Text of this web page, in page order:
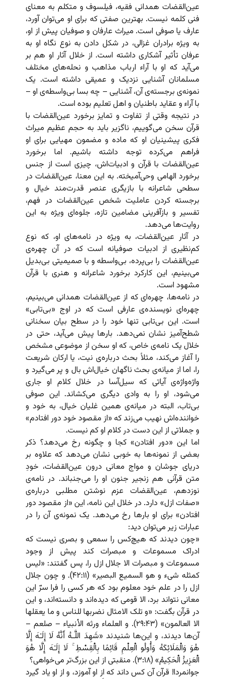
عین‌القضات همدانی فقیه، فیلسوف و متکلم به معنای
فنی کلمه نیست. بهترین صفتی که برای او می‌توان آورد،
عارف یا صوفی است. میراث عارفان و صوفیان پیش از او،
به ویژه برادران غزالی، در شکل دادن به نوع نگاه او به
عرفان تأثیر آشکاری داشته است. از خلال آثار او هم بر
می‌آید که او با آراء ارباب مذاهب و نحله‌های مختلف
مسلمانان آشنایی نزدیک و عمیقی داشته است. یک
نمونه‌ی برجسته‌ی آن، آشنایی – چه بسا بی‌واسطه‌ی او –
با آراء و عقاید باطنیان و اهل تعلیم بوده است.
در نتیجه وقتی از تفاوت و تمایز برخورد عین‌القضات با
قرآن سخن می‌گوییم، ناگزیر باید به حجم عظیم میراث
فکری پیشینیان او که ماده و مضمون مهیایی برای او
فراهم می‌کرده توجه داشته باشیم. اما برخورد
عین‌القضات با قرآن و ادبیات‌اش، چیزی است از جنس
برخورد الهامی وحی‌آمیخته. به این معنا، عین‌القضات در
سطحی شاعرانه با بازیگری عنصر قدرت‌مند خیال و
برجسته کردن عاملیت شخص عین‌القضات در فهم،
تفسیر و بازآفرینی مضامین تازه، جلوه‌ای ویژه به این
روایت‌ها می‌دهد.
در آثار عین‌القضات، به ویژه در نامه‌های او، که نوع
کم‌نظیری از ادبیات صوفیانه است که در آن چهره‌ی
عین‌القضات را بی‌پرده، بی‌واسطه و با صمیمیتی بی‌بدیل
می‌بینیم، این کارکرد برخورد شاعرانه و هنری با قرآن
مشهود است.
در نامه‌ها، چهره‌ای که از عین‌القضات همدانی می‌بینیم،
چهره‌ای نویسنده‌ی عارفی است که در اوج «بی‌تابی»
است. این بی‌تابی تنها خود را در سطح بیان سخنانی
شطح‌آمیز نشان نمی‌دهد. بارها پیش می‌آید، حتی در
خلال یک نامه‌ی خاص، که او سخن از موضوعی مشخص
را آغاز می‌کند، مثلاً بحث درباره‌ی نیت، یا ارکان شریعت
را، اما از میانه‌ی بحث ناگهان خیال‌اش بال و پر می‌گیرد و
واژه‌واژه‌ی آیاتی که سیل‌آسا در خلال کلام او جاری
می‌شود، او را به وادی دیگری می‌کشاند. این صوفی
بی‌تاب، البته در میانه‌ی همین غلیان خیال، به خود و
خواننده‌اش نهیب می‌زند که «از مقصود خود دور افتادم»
و جملاتی از این دست در کلام او کم نیست.
اما این «دور افتادن» کجا و چگونه رخ می‌دهد؟ ذکر
بعضی از نمونه‌ها به خوبی نشان می‌دهد که علاوه بر
دریای جوشان و مواج معانی درون عین‌القضات، خودِ
متن قرآنی هم زنجیر جنون او را می‌جنباند. در نامه‌ی
نوزدهم، عین‌القضات عزم نوشتن مطلبی درباره‌ی
«صفات ازل» دارد. در خلال این نامه، این «از مقصود دور
افتادن» برای او بارها رخ می‌دهد. یک نمونه‌ی آن را در
عبارات زیر می‌توان دید:
«چون دیدند که هیچ‌کس را سمعی و بصری نیست که
ادراک مسموعات و مبصرات کند پیش از وجود
مسموعات و مبصرات الا جلال ازل را، پس گفتند: «لیس
کمثله شیء و هو السمیع البصیر» (۴۲:۱۱). و چون جلال
ازل را در علم خود معلوم بود که هر کسی را فرا سرّ این
معانی نتواند برد، الا قومی که دیده‌اند و دانسته‌اند، و این
در قرآن بگفت: «و تلک الامثال نضربها للناس و ما یعقلها
الا العالمون» (۲۹:۴۳). و العلماء ورثه الأنبیاء – صلعم –
آن‌ها دیدند، و این‌ها شنیدند «شَهِدَ اللَّـهُ أَنَّهُ لَا إِلَـٰهَ إِلَّا
هُوَ وَالْمَلَائِکَهُ وَأُولُو الْعِلْمِ قَائِمًا بِالْقِسْطِ ۚ لَا إِلَـٰهَ إِلَّا هُوَ
الْعَزِیزُ الْحَکِیمُ» (۳:۱۸). منقبتی از این بزرگ‌تر می‌خواهی؟
جوانمردا! قرآن آن کس داند که از او آموزد، و از او یاد گیرد